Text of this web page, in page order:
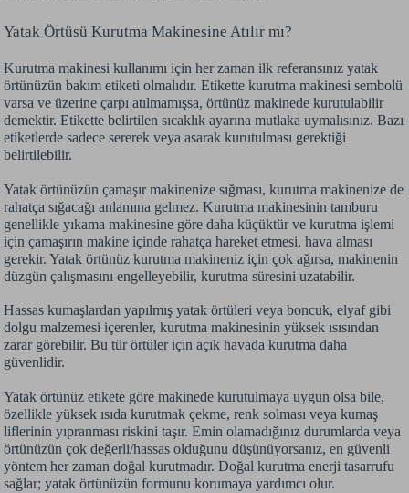
Yatak Örtüsü Kurutma Makinesine Atılır mı?
Kurutma makinesi kullanımı için her zaman ilk referansınız yatak
örtünüzün bakım etiketi olmalıdır. Etikette kurutma makinesi sembolü
varsa ve üzerine çarpı atılmamışsa, örtünüz makinede kurutulabilir
demektir. Etikette belirtilen sıcaklık ayarına mutlaka uymalısınız. Bazı
etiketlerde sadece sererek veya asarak kurutulması gerektiği
belirtilebilir.
Yatak örtünüzün çamaşır makinenize sığması, kurutma makinenize de
rahatça sığacağı anlamına gelmez. Kurutma makinesinin tamburu
genellikle yıkama makinesine göre daha küçüktür ve kurutma işlemi
için çamaşırın makine içinde rahatça hareket etmesi, hava alması
gerekir. Yatak örtünüz kurutma makineniz için çok ağırsa, makinenin
düzgün çalışmasını engelleyebilir, kurutma süresini uzatabilir.
Hassas kumaşlardan yapılmış yatak örtüleri veya boncuk, elyaf gibi
dolgu malzemesi içerenler, kurutma makinesinin yüksek ısısından
zarar görebilir. Bu tür örtüler için açık havada kurutma daha
güvenlidir.
Yatak örtünüz etikete göre makinede kurutulmaya uygun olsa bile,
özellikle yüksek ısıda kurutmak çekme, renk solması veya kumaş
liflerinin yıpranması riskini taşır. Emin olamadığınız durumlarda veya
örtünüzün çok değerli/hassas olduğunu düşünüyorsanız, en güvenli
yöntem her zaman doğal kurutmadır. Doğal kurutma enerji tasarrufu
sağlar; yatak örtünüzün formunu korumaya yardımcı olur.